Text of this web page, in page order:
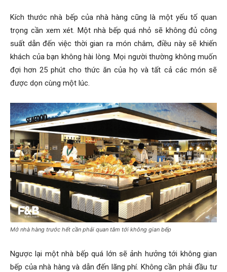
Kích thước nhà bếp của nhà hàng cũng là một yếu tố quan
trọng cần xem xét. Một nhà bếp quá nhỏ sẽ không đủ công
suất dẫn đến việc thời gian ra món châm, điều này sẽ khiến
khách của bạn không hài lòng. Mọi người thường không muốn
đợi hơn 25 phút cho thức ăn của họ và tất cả các món sẽ
được dọn cùng một lúc.
Mở nhà hàng trước hết cần phải quan tâm tới không gian bếp
Ngược lại một nhà bếp quá lớn sẽ ảnh hưởng tới không gian
bếp của nhà hàng và dẫn đến lãng phí. Không cần phải đầu tư